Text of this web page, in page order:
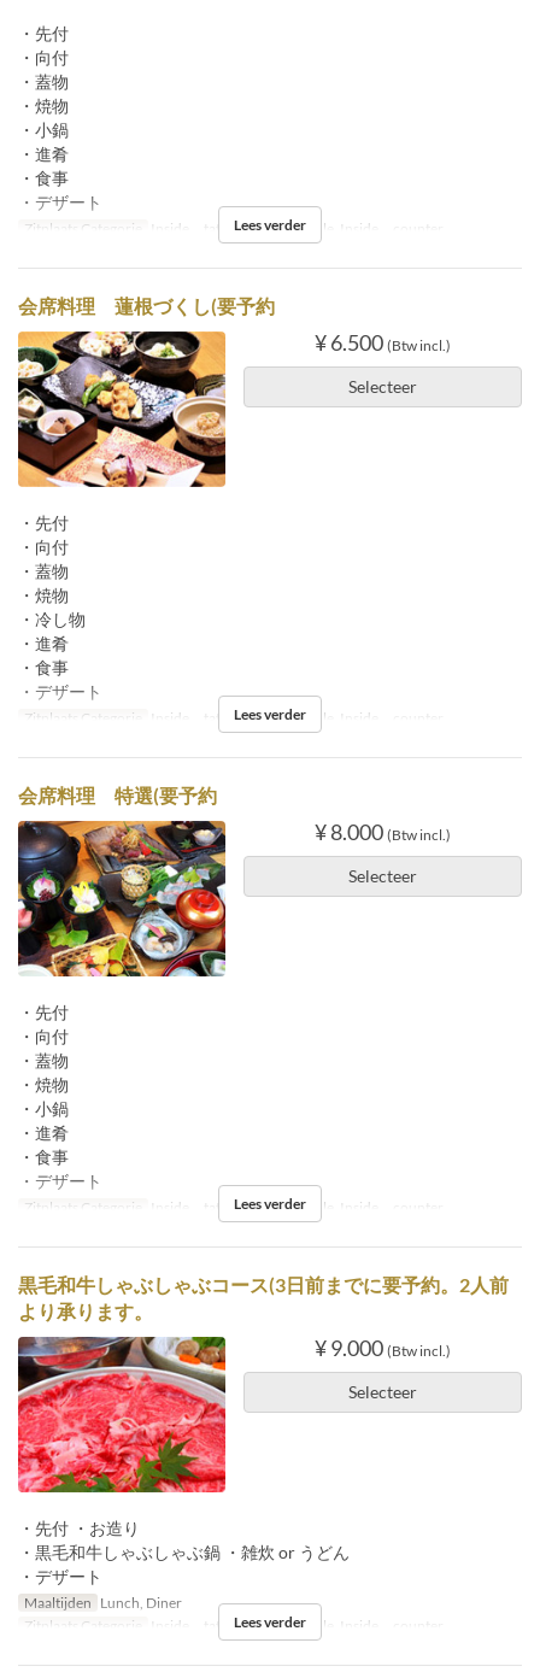
・先付
・向付
・蓋物
・焼物
・小鍋
・進肴
・食事
・デザート
Zitplaats Categorie Inside tatami, Inside table, Inside counter
Lees verder
会席料理 蓮根づくし(要予約
¥ 6.500 (Btw incl.)
Selecteer
・先付
・向付
・蓋物
・焼物
・冷し物
・進肴
・食事
・デザート
Zitplaats Categorie Inside tatami, Inside table, Inside counter
Lees verder
会席料理 特選(要予約
¥ 8.000 (Btw incl.)
Selecteer
・先付
・向付
・蓋物
・焼物
・小鍋
・進肴
・食事
・デザート
Zitplaats Categorie Inside tatami, Inside table, Inside counter
Lees verder
黒毛和牛しゃぶしゃぶコース(3日前までに要予約。2人前
より承ります。
¥ 9.000 (Btw incl.)
Selecteer
・先付 ・お造り
・黒毛和牛しゃぶしゃぶ鍋 ・雑炊 or うどん
・デザート
Maaltijden Lunch, Diner
Zitplaats Categorie
Inside tatami, Inside table, Inside counter
Lees verder